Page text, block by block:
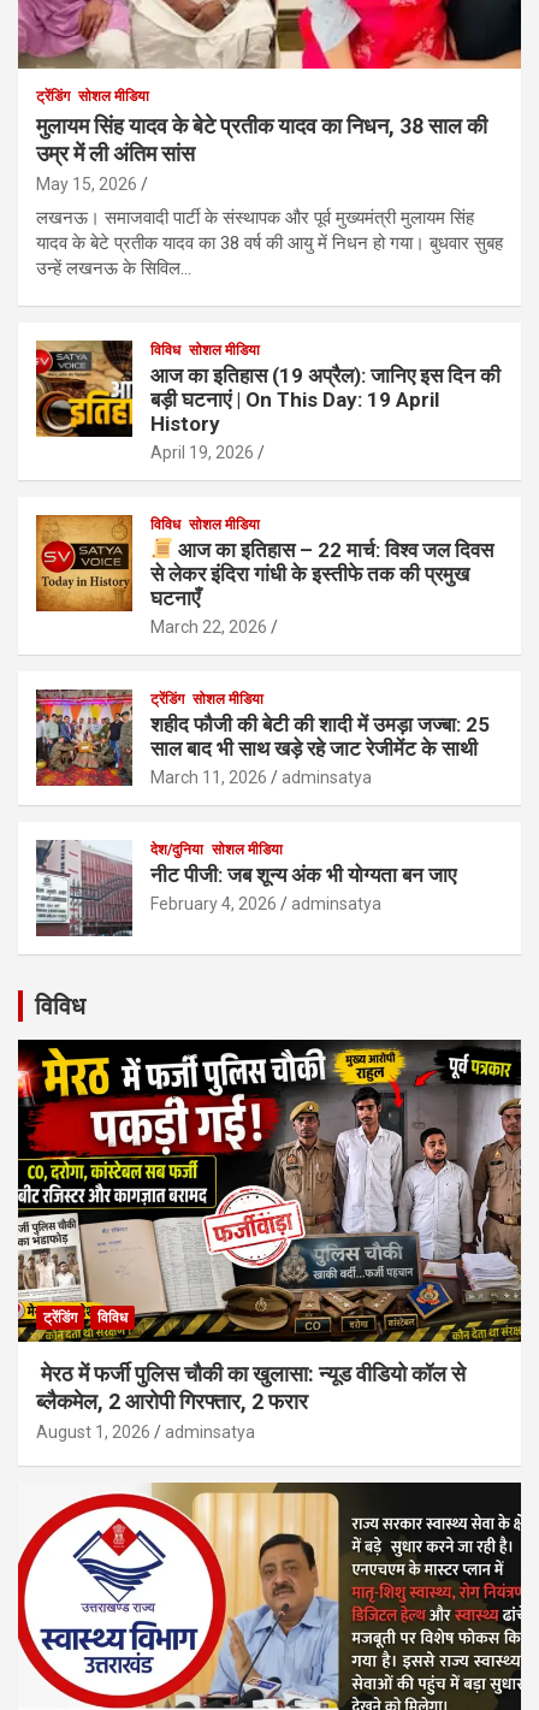
ट्रेंडिंग सोशल मीडिया
मुलायम सिंह यादव के बेटे प्रतीक यादव का निधन, 38 साल की
उम्र में ली अंतिम सांस
May 15, 2026
लखनऊ। समाजवादी पार्टी के संस्थापक और पूर्व मुख्यमंत्री मुलायम सिंह
यादव के बेटे प्रतीक यादव का 38 वर्ष की आयु में निधन हो गया। बुधवार सुबह
उन्हें लखनऊ के सिविल…
विविध सोशल मीडिया
आज का इतिहास (19 अप्रैल): जानिए इस दिन की
बड़ी घटनाएं | On This Day: 19 April
History
April 19, 2026
विविध सोशल मीडिया
आज का इतिहास – 22 मार्च: विश्व जल दिवस
से लेकर इंदिरा गांधी के इस्तीफे तक की प्रमुख
घटनाएँ
March 22, 2026
ट्रेंडिंग सोशल मीडिया
शहीद फौजी की बेटी की शादी में उमड़ा जज्बा: 25
साल बाद भी साथ खड़े रहे जाट रेजीमेंट के साथी
March 11, 2026 adminsatya
देश/दुनिया सोशल मीडिया
नीट पीजी: जब शून्य अंक भी योग्यता बन जाए
February 4, 2026 adminsatya
विविध
ट्रेंडिंग विविध
मेरठ में फर्जी पुलिस चौकी का खुलासा: न्यूड वीडियो कॉल से
ब्लैकमेल, 2 आरोपी गिरफ्तार, 2 फरार
August 1, 2026 adminsatya